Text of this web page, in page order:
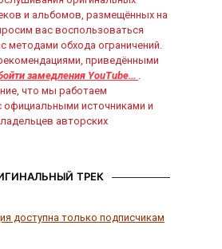
и альбомов, размещённых на
вас воспользоваться
методами обхода ограничений.
приведёнными
замедления YouTube… .
что мы работаем
официальными источниками и
авторских
ТРЕК
доступна только подписчикам